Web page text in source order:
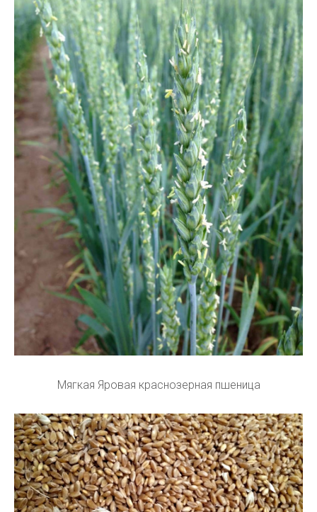
Мягкая Яровая краснозерная пшеница